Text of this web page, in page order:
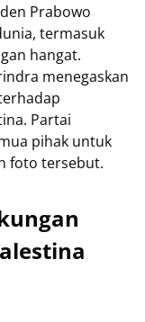
Prabowo
termasuk
hangat.
menegaskan
Partai
pihak untuk
foto tersebut.